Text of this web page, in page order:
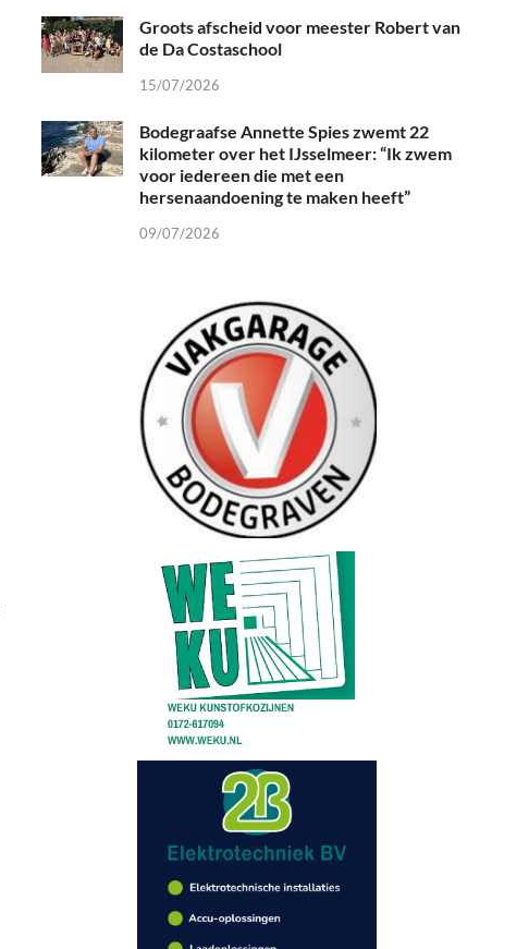
Groots afscheid voor meester Robert van
de Da Costaschool
15/07/2026
Bodegraafse Annette Spies zwemt 22
kilometer over het IJsselmeer: “Ik zwem
voor iedereen die met een
hersenaandoening te maken heeft”
09/07/2026